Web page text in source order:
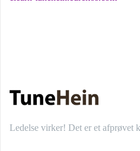
Ledelse virker! Det er et afprøvet